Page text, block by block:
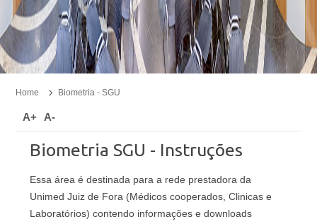
Home Biometria - SGU
A+ A-
Biometria SGU - Instruções
Essa área é destinada para a rede prestadora da
Unimed Juiz de Fora (Médicos cooperados, Clinicas e
Laboratórios) contendo informações e downloads